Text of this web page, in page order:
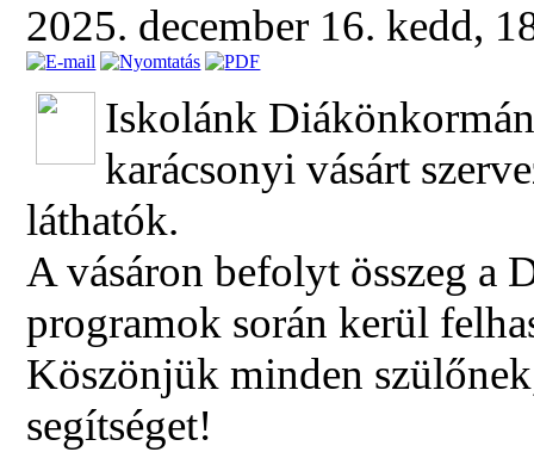
2025. december 16. kedd,
Iskolánk
karácsonyi vásárt
láthatók.
A vásáron befolyt összeg a
programok során kerül
Köszönjük minden
segítséget!